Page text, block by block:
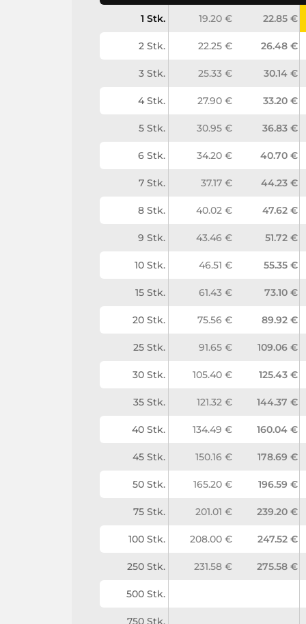
1 Stk. 19.20 € 22.85 €
2 Stk. 22.25 € 26.48 €
3 Stk. 25.33 € 30.14 €
4 Stk. 27.90 € 33.20 €
5 Stk. 30.95 € 36.83 €
6 Stk. 34.20 € 40.70 €
7 Stk. 37.17 € 44.23 €
8 Stk. 40.02 € 47.62 €
9 Stk. 43.46 € 51.72 €
10 Stk. 46.51 € 55.35 €
15 Stk. 61.43 € 73.10 €
20 Stk. 75.56 € 89.92 €
25 Stk. 91.65 € 109.06 €
30 Stk. 105.40 € 125.43 €
35 Stk. 121.32 € 144.37 €
40 Stk. 134.49 € 160.04 €
45 Stk. 150.16 € 178.69 €
50 Stk. 165.20 € 196.59 €
75 Stk. 201.01 € 239.20 €
100 Stk. 208.00 € 247.52 €
250 Stk. 231.58 € 275.58 €
500 Stk.
750 Stk.